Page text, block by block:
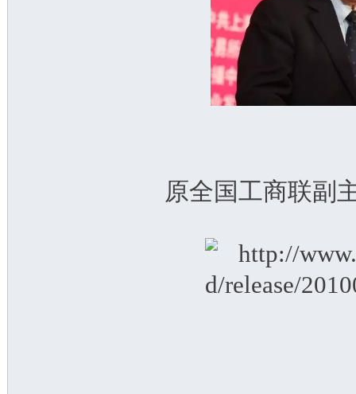
原全国工商联副